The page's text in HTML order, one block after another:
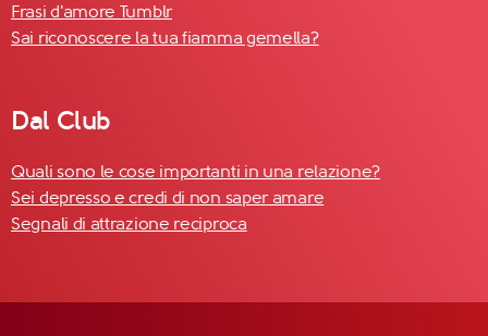
Frasi d'amore Tumblr
Sai riconoscere la tua fiamma gemella?
Dal Club
Quali sono le cose importanti in una relazione?
Sei depresso e credi di non saper amare
Segnali di attrazione reciproca